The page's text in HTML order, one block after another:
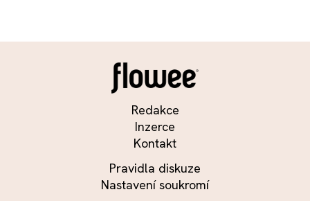
Redakce
Inzerce
Kontakt
Pravidla diskuze
Nastavení soukromí